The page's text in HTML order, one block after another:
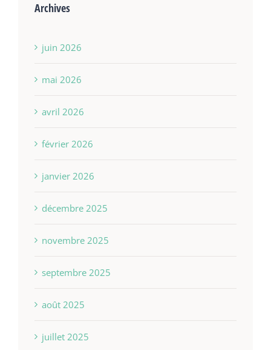
Archives
juin 2026
mai 2026
avril 2026
février 2026
janvier 2026
décembre 2025
novembre 2025
septembre 2025
août 2025
juillet 2025